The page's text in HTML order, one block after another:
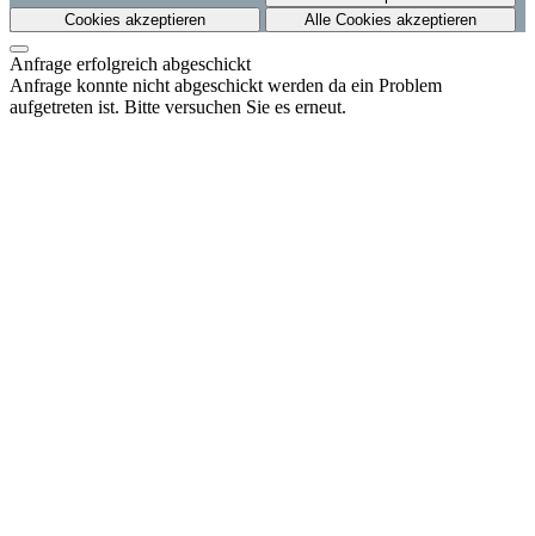
Cookies akzeptieren
Alle Cookies akzeptieren
Anfrage erfolgreich abgeschickt
Anfrage konnte nicht abgeschickt werden da ein Problem
aufgetreten ist. Bitte versuchen Sie es erneut.